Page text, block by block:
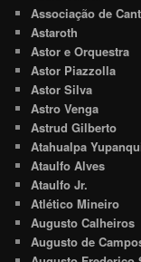
Associação de
Astaroth
Astor e Orquestra
Astor Piazzolla
Astor Silva
Astro Venga
Astrud Gilberto
Atahualpa
Ataulfo Alves
Ataulfo Jr.
Atlético Mineiro
Augusto Calheiros
Augusto de